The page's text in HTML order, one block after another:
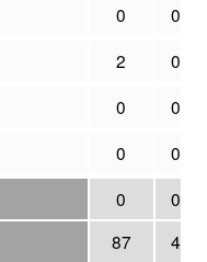
0
0
2
0
0
0
0 0
0 0
87 4